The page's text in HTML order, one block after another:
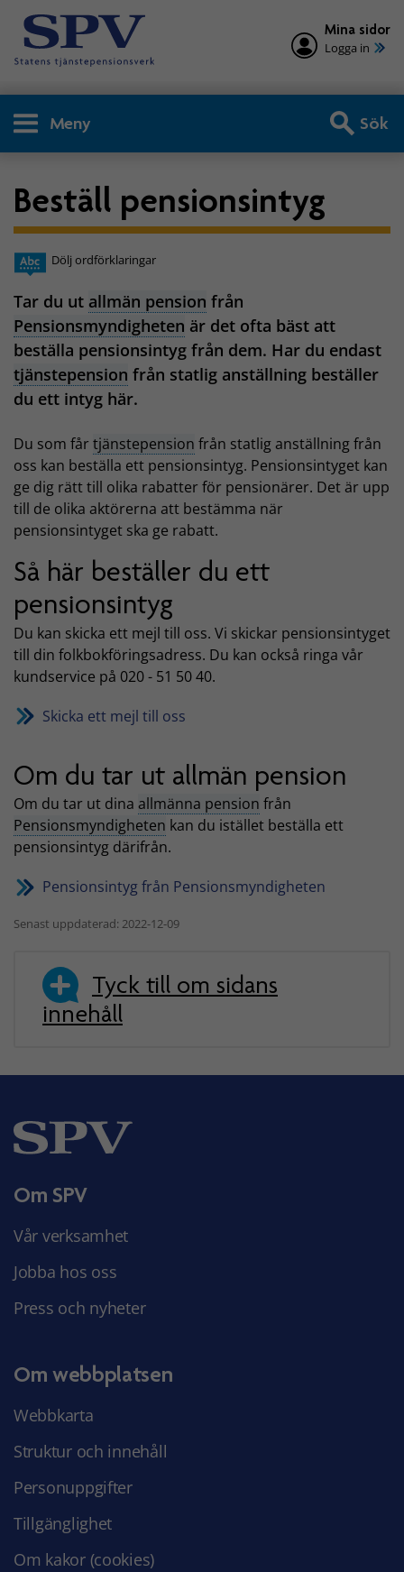
Mina sidor
Logga in
Meny Sök
Beställ pensionsintyg
Dölj ordförklaringar
Tar du ut allmän pension från
Pensionsmyndigheten är det ofta bäst att
beställa pensionsintyg från dem. Har du endast
tjänstepension från statlig anställning beställer
du ett intyg här.
Du som får tjänstepension från statlig anställning från
oss kan beställa ett pensionsintyg. Pensionsintyget kan
ge dig rätt till olika rabatter för pensionärer. Det är upp
till de olika aktörerna att bestämma när
pensionsintyget ska ge rabatt.
Så här beställer du ett
pensionsintyg
Du kan skicka ett mejl till oss. Vi skickar pensionsintyget
till din folkbokföringsadress. Du kan också ringa vår
kundservice på 020 - 51 50 40.
Skicka ett mejl till oss
Om du tar ut allmän pension
Om du tar ut dina allmänna pension från
Pensionsmyndigheten kan du istället beställa ett
pensionsintyg därifrån.
Pensionsintyg från Pensionsmyndigheten
Senast uppdaterad: 2022-12-09
Tyck till om sidans
innehåll
Om SPV
Vår verksamhet
Jobba hos oss
Press och nyheter
Om webbplatsen
Webbkarta
Struktur och innehåll
Personuppgifter
Tillgänglighet
Om kakor (cookies)